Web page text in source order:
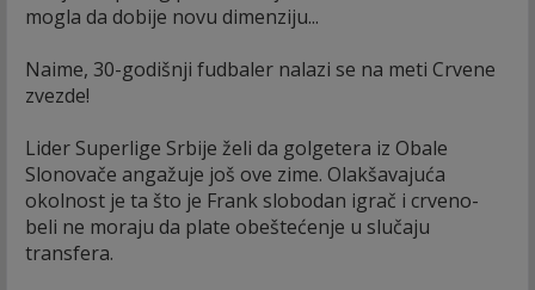
mogla da dobije novu dimenziju...
Naime, 30-godišnji fudbaler nalazi se na meti Crvene
zvezde!
Lider Superlige Srbije želi da golgetera iz Obale
Slonovače angažuje još ove zime. Olakšavajuća
okolnost je ta što je Frank slobodan igrač i crveno-
beli ne moraju da plate obeštećenje u slučaju
transfera.